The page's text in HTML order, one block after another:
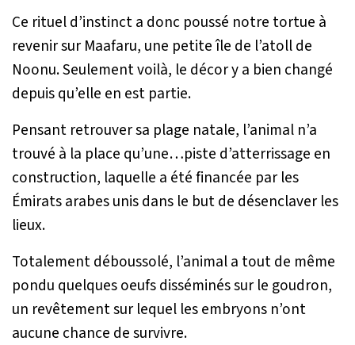
Ce rituel d’instinct a donc poussé notre tortue à
revenir sur Maafaru, une petite île de l’atoll de
Noonu. Seulement voilà, le décor y a bien changé
depuis qu’elle en est partie.
Pensant retrouver sa plage natale, l’animal n’a
trouvé à la place qu’une…piste d’atterrissage en
construction, laquelle a été financée par les
Émirats arabes unis dans le but de désenclaver les
lieux.
Totalement déboussolé, l’animal a tout de même
pondu quelques oeufs disséminés sur le goudron,
un revêtement sur lequel les embryons n’ont
aucune chance de survivre.